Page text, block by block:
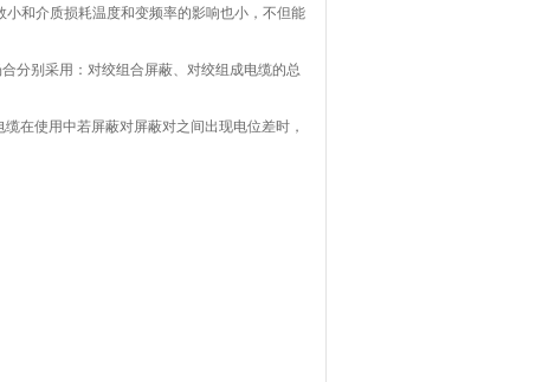
和介质损耗温度和变频率的影响也小，不但能
分别采用：对绞组合屏蔽、对绞组成电缆的总
在使用中若屏蔽对屏蔽对之间出现电位差时，